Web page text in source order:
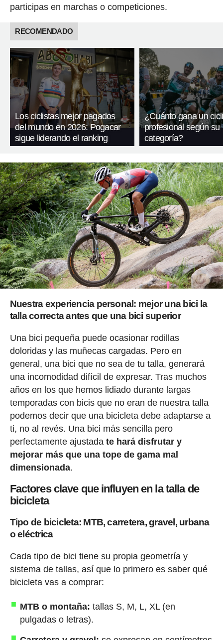
participas en marchas o competiciones.
RECOMENDADO
Los ciclistas mejor pagados
del mundo en 2026: Pogacar
sigue liderando el ranking
¿Cuánto gana un
profesional según su
categoría?
Nuestra experiencia personal: mejor una bici la
talla correcta antes que una bici superior
Una bici pequeña puede ocasionar rodillas
doloridas y las muñecas cargadas. Pero en
general, una bici que no sea de tu talla, generará
una incomodidad difícil de expresar. Tras muchos
años en los que hemos lidiado durante largas
temporadas con bicis que no eran de nuestra talla
podemos decir que una bicicleta debe adaptarse a
ti, no al revés. Una bici más sencilla pero
perfectamente ajustada te hará disfrutar y
mejorar más que una tope de gama mal
dimensionada.
Factores clave que influyen en la talla de
bicicleta
Tipo de bicicleta: MTB, carretera, gravel, urbana
o eléctrica
Cada tipo de bici tiene su propia geometría y
sistema de tallas, así que lo primero es saber qué
bicicleta vas a comprar:
MTB o montaña: tallas S, M, L, XL (en
pulgadas o letras).